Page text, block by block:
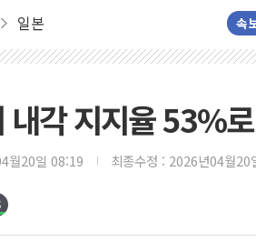
일본 속
내각 지지율 53%
월20일 08:19 최종수정 : 2026년04월20